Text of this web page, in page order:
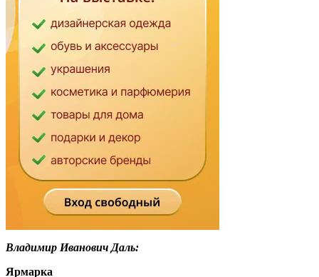
Владимир Иванович Даль:
Ярмарка